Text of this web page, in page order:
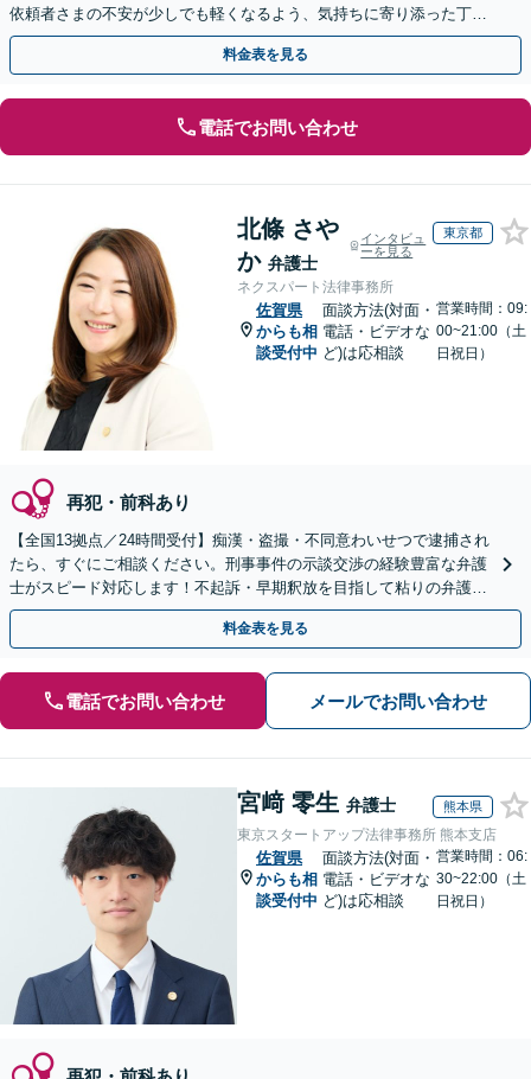
依頼者さまの不安が少しでも軽くなるよう、気持ちに寄り添った丁寧
な説明を心がけています【初回相談無料】
料金表を見る
電話でお問い合わせ
北條 さや
か 弁護士
インタビュ
ーを見る
東京都
ネクスパート法律事務所
佐賀県
からも相
談受付中
面談方法(対面・
電話・ビデオな
ど)は応相談
営業時間：09:
00~21:00（土
日祝日）
再犯・前科あり
【全国13拠点／24時間受付】痴漢・盗撮・不同意わいせつで逮捕され
たら、すぐにご相談ください。刑事事件の示談交渉の経験豊富な弁護
士がスピード対応します！不起訴・早期釈放を目指して粘りの弁護活
動を行います。
料金表を見る
電話でお問い合わせ メールでお問い合わせ
宮﨑 零生 弁護士 熊本県
東京スタートアップ法律事務所 熊本支店
佐賀県
からも相
談受付中
面談方法(対面・
電話・ビデオな
ど)は応相談
営業時間：06:
30~22:00（土
日祝日）